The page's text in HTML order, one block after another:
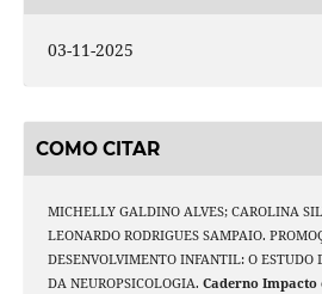
03-11-2025
COMO CITAR
MICHELLY GALDINO ALVES; CAROLINA
LEONARDO RODRIGUES SAMPAIO.
DESENVOLVIMENTO INFANTIL: O ESTUDO
DA NEUROPSICOLOGIA. Caderno Impacto